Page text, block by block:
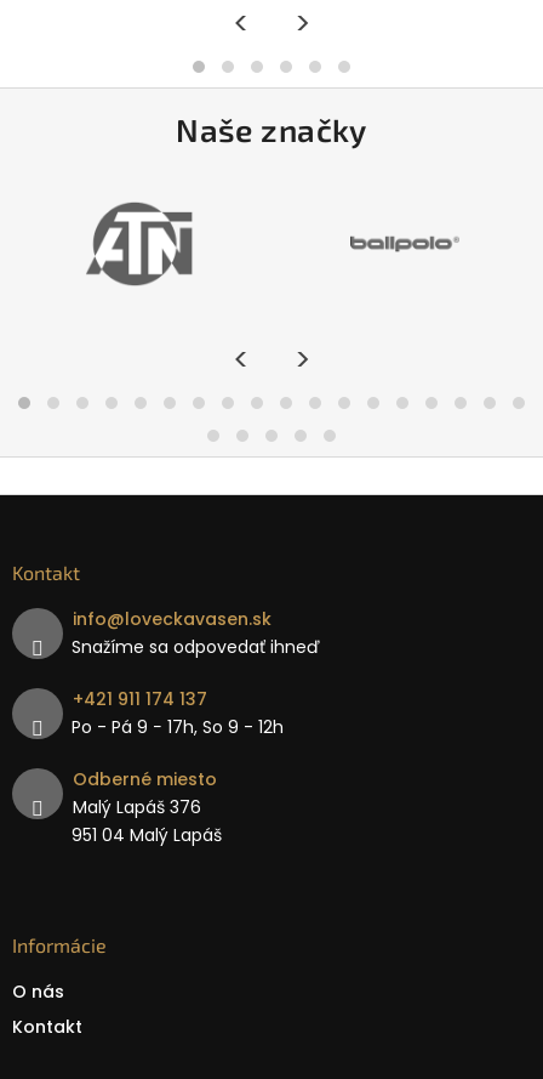
< >
Naše značky
< >
Kontakt
info@loveckavasen.sk
Snažíme sa odpovedať ihneď
+421 911 174 137
Po - Pá 9 − 17h, So 9 - 12h
Odberné miesto
Malý Lapáš 376
951 04 Malý Lapáš
Informácie
O nás
Kontakt